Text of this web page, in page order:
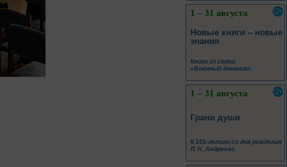
1 – 31 августа
Новые книги – новые
знания
Книги из серии
«Военный дневник»
1 – 31 августа
Грани души
К 155-летию со дня рождения
Л. Н. Андреева